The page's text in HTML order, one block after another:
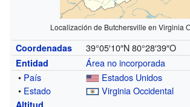
Localización de Butchersville en Virginia
Coordenadas 39°05′10″N 80°28′39″O
Entidad
Área no incorporada
• País
Estados Unidos
• Estado Virginia Occidental
Altitud